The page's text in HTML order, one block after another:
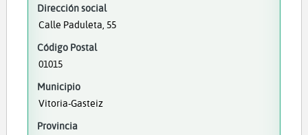
Dirección social
Calle Paduleta, 55
Código Postal
01015
Municipio
Vitoria-Gasteiz
Provincia